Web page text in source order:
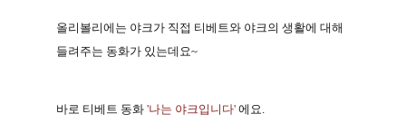
올리볼리에는 야크가 직접 티베트와 야크의 생활에 대해
들려주는 동화가 있는데요~
바로 티베트 동화'나는 야크입니다' 에요.